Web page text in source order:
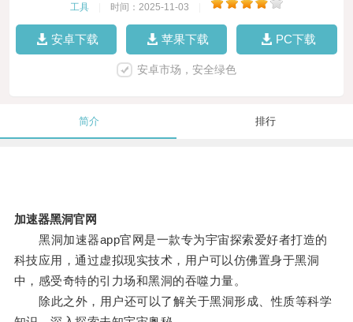
工具 时间：2025-11-03
安卓下载 苹果下载 PC下载
安卓市场，安全绿色
简介 排行
加速器黑洞官网
黑洞加速器app官网是一款专为宇宙探索爱好者打造的
科技应用，通过虚拟现实技术，用户可以仿佛置身于黑洞
中，感受奇特的引力场和黑洞的吞噬力量。
除此之外，用户还可以了解关于黑洞形成、性质等科学